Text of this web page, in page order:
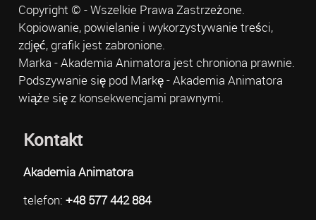
Copyright © - Wszelkie Prawa Zastrzeżone.
Kopiowanie, powielanie i wykorzystywanie treści,
zdjęć, grafik jest zabronione.
Marka - Akademia Animatora jest chroniona prawnie.
Podszywanie się pod Markę - Akademia Animatora
wiąże się z konsekwencjami prawnymi.
Kontakt
Akademia Animatora
telefon: +48 577 442 884